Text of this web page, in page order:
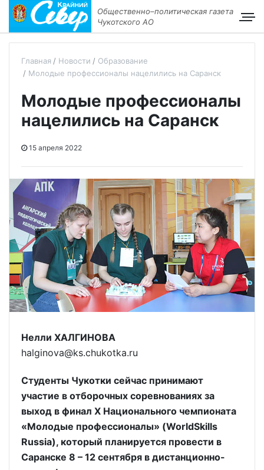
Общественно–политическая газета
Чукотского АО
Главная Новости
Образование
Молодые профессионалы нацелились на Саранск
Молодые профессионалы
нацелились на Саранск
15 апреля 2022
Нелли ХАЛГИНОВА
halginova@ks.chukotka.ru
Студенты Чукотки сейчас принимают
участие в отборочных соревнованиях за
выход в финал X Национального чемпионата
«Молодые профессионалы» (WorldSkills
Russia), который планируется провести в
Саранске 8 – 12 сентября в дистанционно-